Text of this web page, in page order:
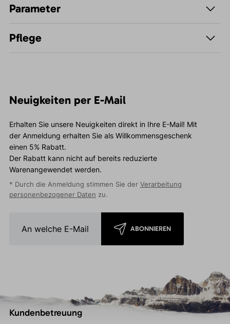
Parameter
Pflege
Neuigkeiten per E-Mail
Erhalten Sie unsere Neuigkeiten direkt in Ihre E-Mail! Mit
der Anmeldung erhalten Sie als Willkommensgeschenk
einen 5% Rabatt.
Der Rabatt kann nicht auf bereits reduzierte
Warenangewendet werden.
* Durch die Anmeldung stimmen Sie der Verarbeitung
personenbezogener Daten zu.
ABONNIEREN
Kundenbetreuung